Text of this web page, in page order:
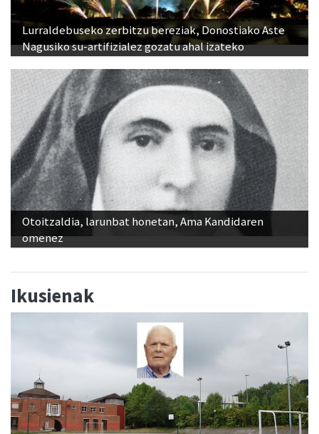
Lurraldebuseko zerbitzu bereziak, Donostiako Aste
Nagusiko su-artifizialez gozatu ahal izateko
Otoitzaldia, larunbat honetan, Ama Kandidaren
omenez
Ikusienak